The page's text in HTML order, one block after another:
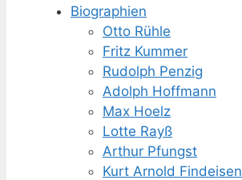
Biographien
Otto Rühle
Fritz Kummer
Rudolph Penzig
Adolph Hoffmann
Max Hoelz
Lotte Rayß
Arthur Pfungst
Kurt Arnold Findeisen